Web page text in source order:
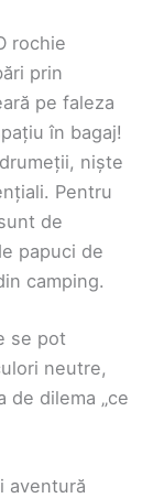
rochie
prin
pe faleza
în bagaj!
niște
Pentru
de
papuci de
camping.
se pot
neutre,
de dilema „ce
aventură